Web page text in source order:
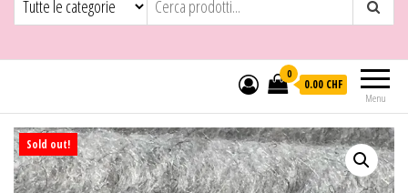
Menu
0
0.00 CHF
Sold out!